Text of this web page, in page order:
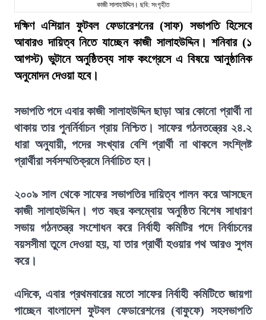
কাজী সালাহউদ্দিন। ছবি: সংগৃহীত
দক্ষিণ এশিয়ান ফুটবল ফেডারেশনের (সাফ) সভাপতি হিসেবে
আবারও দায়িত্ব নিতে যাচ্ছেন কাজী সালাহউদ্দিন। শনিবার (১
আগস্ট) ভুটানে অনুষ্ঠিতব্য সাফ কংগ্রেসে এ বিষয়ে আনুষ্ঠানিক
অনুমোদন দেওয়া হবে।
সভাপতি পদে এবার কাজী সালাহউদ্দিন ছাড়া আর কোনো প্রার্থী না
থাকায় তার পুনর্নির্বাচন প্রায় নিশ্চিত। সাফের গঠনতন্ত্রের ২৪.২
ধারা অনুযায়ী, পদের সংখ্যার বেশি প্রার্থী না থাকলে সংশ্লিষ্ট
প্রার্থীরা সর্বসম্মতিক্রমে নির্বাচিত হন।
২০০৯ সাল থেকে সাফের সভাপতির দায়িত্ব পালন করে আসছেন
কাজী সালাহউদ্দিন। গত বছর কলম্বোয় অনুষ্ঠিত বিশেষ সাধারণ
সভায় গঠনতন্ত্র সংশোধন করে নির্বাহী কমিটির পদে নির্বাচনের
বয়সসীমা তুলে দেওয়া হয়, যা তার প্রার্থী হওয়ার পথ আরও সুগম
করে।
এদিকে, এবার প্রথমবারের মতো সাফের নির্বাহী কমিটিতে জায়গা
পাচ্ছেন বাংলাদেশ ফুটবল ফেডারেশনের (বাফুফে) সহসভাপতি